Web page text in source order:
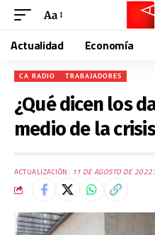
Aa
Actualidad Economía
CA RADIO TRABAJADORES
¿Qué dicen los
medio de la
ACTUALIZACIÓN: 11 DE AGOSTO DE 2022